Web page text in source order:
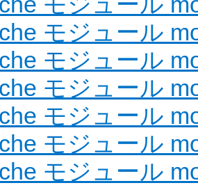
モジュール
モジュール
モジュール
モジュール
モジュール
モジュール